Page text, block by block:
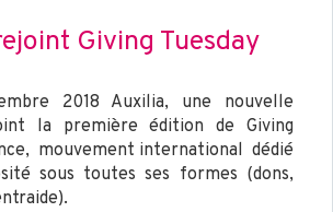
Giving Tuesday
2018 Auxilia, une nouvelle
la première édition de Giving
mouvement international dédié
sous toutes ses formes (dons,